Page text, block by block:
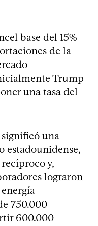
base del 15%
de la
Trump
una tasa del
una
estadounidense,
y,
lograron
750.000
600.000